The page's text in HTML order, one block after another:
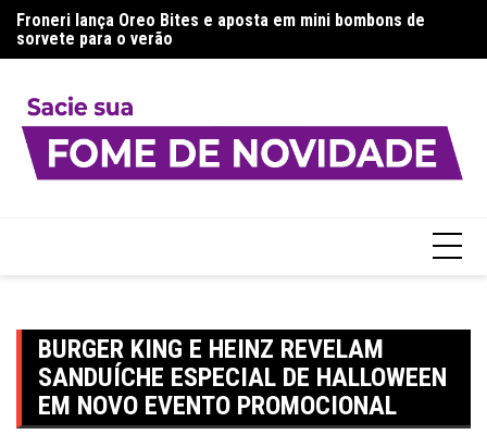
para
o
Froneri lança Oreo Bites e aposta em mini bombons de
sorvete para o verão
BURGER KING E HEINZ REVELAM
SANDUÍCHE ESPECIAL DE HALLOWEEN
EM NOVO EVENTO PROMOCIONAL